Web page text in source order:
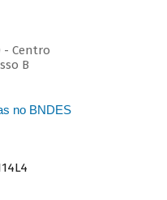
- Centro
B
no BNDES